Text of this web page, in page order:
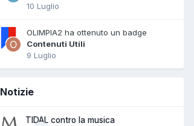
10 Luglio
OLIMPIA2 ha ottenuto un badge
Contenuti Utili
9 Luglio
Notizie
TIDAL contro la musica